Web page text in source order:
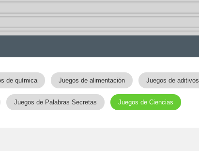
de química Juegos de alimentación Juegos de aditivos
Juegos de Palabras Secretas Juegos de Ciencias